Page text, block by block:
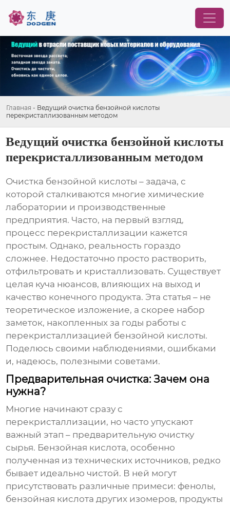
Главная - Ведущий очистка бензойной кислоты
перекристаллизованным методом
Ведущий очистка бензойной кислоты
перекристаллизованным методом
Очистка бензойной кислоты – задача, с
которой сталкиваются многие химические
лаборатории и производственные
предприятия. Часто, на первый взгляд,
процесс перекристаллизации кажется
простым. Однако, реальность гораздо
сложнее. Недостаточно просто растворить,
отфильтровать и кристаллизовать. Существует
целая куча нюансов, влияющих на выход и
качество конечного продукта. Эта статья – не
теоретическое изложение, а скорее набор
заметок, накопленных за годы работы с
перекристаллизацией бензойной кислоты.
Поделюсь своими наблюдениями, ошибками
и, надеюсь, полезными советами.
Предварительная очистка: Зачем она
нужна?
Многие начинают сразу с
перекристаллизации, но часто упускают
важный этап – предварительную очистку
сырья. Бензойная кислота, особенно
полученная из технических источников, редко
бывает идеально чистой. В ней могут
присутствовать различные примеси: фенолы,
бензойная кислота других изомеров, продукты